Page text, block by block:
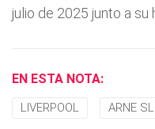
julio de 2025 junto a su
EN ESTA NOTA:
LIVERPOOL ARNE